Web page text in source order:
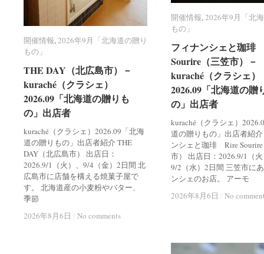
開催情報,2026年9月「北海道の贈り
もの」
THE DAY（北広島市）－
kuraché（クラシェ）
2026.09「北海道の贈りも
の」出店者
kuraché（クラシェ）2026.09「北海
道の贈りもの」出店者紹介 THE
DAY（北広島市） 出店日：
2026.9/1（火）、9/4（金）2日間 北
広島市に店舗を構える焼菓子屋で
す。 北海道産の小麦粉やバター、
季節
2026年8月6日 / No comments
開催情報 2026年9月「北海道の贈り
もの」
THE DAY（北広島市）－
kuraché（クラシェ）
2026.09「北海道の贈りも
の」出店者
2026年8月6日 / No comments
開催情報,2026年9月「北
もの」
フィナンシェと珈
Sourire（三笠市）－
kuraché（クラシェ）
2026.09「北海道の贈
の」出店者
kuraché（クラシェ）
道の贈りもの」出店者紹
ンシェと珈琲 Rire
市） 出店日：2026.9/1（
9/2（水）2日間 三笠市に
ンシェのお店。 アーモ
2026年8月6日 / No
開催情報 2026年9月「北
もの」
フィナンシェと珈
Sourire（三笠市）－
kuraché（クラシェ）
2026.09「北海道の贈
の」出店者
2026年8月6日 / No